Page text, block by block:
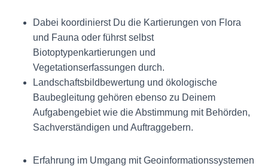
Dabei koordinierst Du die Kartierungen von Flora
und Fauna oder führst selbst
Biotoptypenkartierungen und
Vegetationserfassungen durch.
Landschaftsbildbewertung und ökologische
Baubegleitung gehören ebenso zu Deinem
Aufgabengebiet wie die Abstimmung mit Behörden,
Sachverständigen und Auftraggebern.
Erfahrung im Umgang mit Geoinformationssystemen